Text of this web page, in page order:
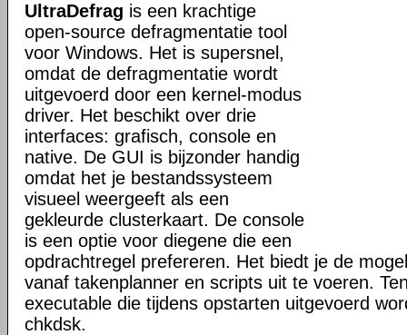
UltraDefrag is een krachtige
open-source defragmentatie tool
voor Windows. Het is supersnel,
omdat de defragmentatie wordt
uitgevoerd door een kernel-modus
driver. Het beschikt over drie
interfaces: grafisch, console en
native. De GUI is bijzonder handig
omdat het je bestandssysteem
visueel weergeeft als een
gekleurde clusterkaart. De console
is een optie voor diegene die een
opdrachtregel prefereren. Het biedt je de
vanaf takenplanner en scripts uit te voeren.
executable die tijdens opstarten uitgevoerd
chkdsk.